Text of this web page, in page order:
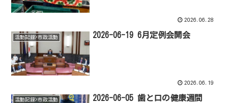
2026.06.28
活動記録>市政活動 2026-06-19 6月定例会開会
2026.06.19
活動記録>市政活動 2026-06-05 歯と口の健康週間